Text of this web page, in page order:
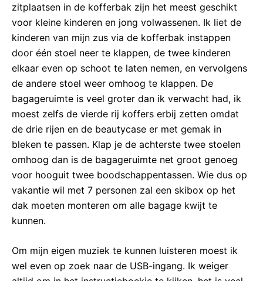
zitplaatsen in de kofferbak zijn het meest geschikt
voor kleine kinderen en jong volwassenen. Ik liet de
kinderen van mijn zus via de kofferbak instappen
door één stoel neer te klappen, de twee kinderen
elkaar even op schoot te laten nemen, en vervolgens
de andere stoel weer omhoog te klappen. De
bagageruimte is veel groter dan ik verwacht had, ik
moest zelfs de vierde rij koffers erbij zetten omdat
de drie rijen en de beautycase er met gemak in
bleken te passen. Klap je de achterste twee stoelen
omhoog dan is de bagageruimte net groot genoeg
voor hooguit twee boodschappentassen. Wie dus op
vakantie wil met 7 personen zal een skibox op het
dak moeten monteren om alle bagage kwijt te
kunnen.
Om mijn eigen muziek te kunnen luisteren moest ik
wel even op zoek naar de USB-ingang. Ik weiger